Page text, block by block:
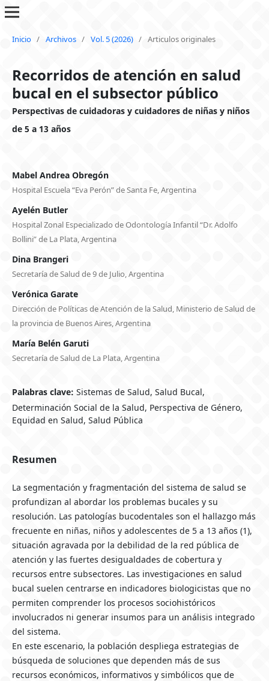
Inicio / Archivos / Vol. 5 (2026) / Articulos originales
Recorridos de atención en salud
bucal en el subsector público
Perspectivas de cuidadoras y cuidadores de niñas y niños
de 5 a 13 años
Mabel Andrea Obregón
Hospital Escuela “Eva Perón” de Santa Fe, Argentina
Ayelén Butler
Hospital Zonal Especializado de Odontología Infantil “Dr. Adolfo
Bollini” de La Plata, Argentina
Dina Brangeri
Secretaría de Salud de 9 de Julio, Argentina
Verónica Garate
Dirección de Políticas de Atención de la Salud, Ministerio de Salud de
la provincia de Buenos Aires, Argentina
María Belén Garuti
Secretaría de Salud de La Plata, Argentina
Palabras clave: Sistemas de Salud, Salud Bucal,
Determinación Social de la Salud, Perspectiva de Género,
Equidad en Salud, Salud Pública
Resumen
La segmentación y fragmentación del sistema de salud se
profundizan al abordar los problemas bucales y su
resolución. Las patologías bucodentales son el hallazgo más
frecuente en niñas, niños y adolescentes de 5 a 13 años (1),
situación agravada por la debilidad de la red pública de
atención y las fuertes desigualdades de cobertura y
recursos entre subsectores. Las investigaciones en salud
bucal suelen centrarse en indicadores biologicistas que no
permiten comprender los procesos sociohistóricos
involucrados ni generar insumos para un análisis integrado
del sistema.
En este escenario, la población despliega estrategias de
búsqueda de soluciones que dependen más de sus
recursos económicos, informativos y simbólicos que de